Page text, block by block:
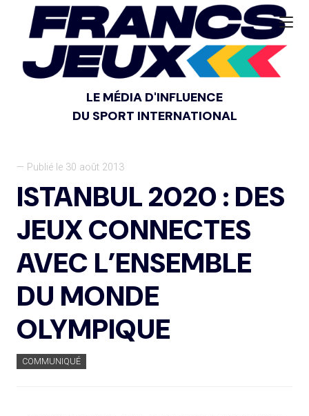
LE MÉDIA D'INFLUENCE
DU SPORT INTERNATIONAL
— Publié le 30 août 2013
ISTANBUL 2020 : DES
JEUX CONNECTES
AVEC L’ENSEMBLE
DU MONDE
OLYMPIQUE
COMMUNIQUÉ